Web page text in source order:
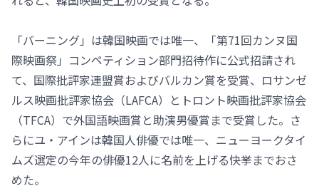
「バーニング」は韓国映画では唯一、「第71回カンヌ国
際映画祭」コンペティション部門招待作に公式招請され
て、国際批評家連盟賞およびバルカン賞を受賞、ロサンゼ
ルス映画批評家協会（LAFCA）とトロント映画批評家協会
（TFCA）で外国語映画賞と助演男優賞まで受賞した。さ
らにユ・アインは韓国人俳優では唯一、ニューヨークタイ
ムズ選定の今年の俳優12人に名前を上げる快挙までおさ
めた。